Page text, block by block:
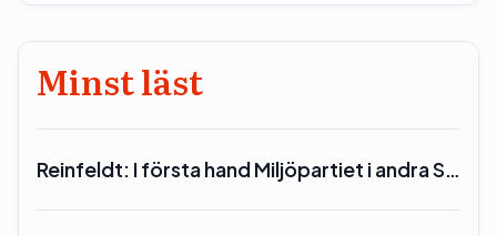
Minst läst
Reinfeldt: I första hand Miljöpartiet i andra S…